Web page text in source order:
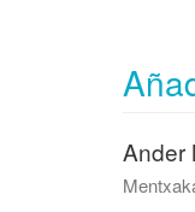
Ander